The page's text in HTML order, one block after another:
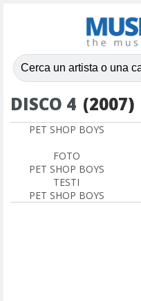
DISCO 4 (2007)
PET SHOP BOYS
FOTO
PET SHOP BOYS
TESTI
PET SHOP BOYS